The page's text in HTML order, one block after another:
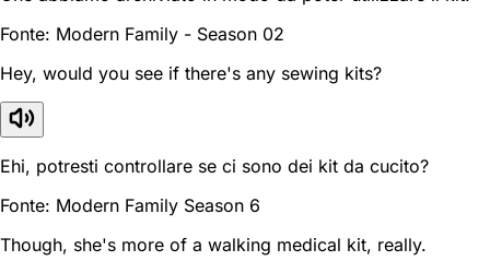
Fonte: Modern Family - Season 02
Hey, would you see if there's any sewing kits?
Ehi, potresti controllare se ci sono dei kit da cucito?
Fonte: Modern Family Season 6
Though, she's more of a walking medical kit, really.